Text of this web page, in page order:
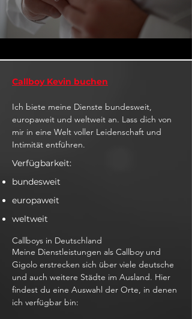
Callboy Kevin buchen
Ich biete meine Dienste bundesweit,
europaweit und weltweit an. Lass dich von
mir in eine Welt voller Leidenschaft und
Intimität entführen.
Verfügbarkeit:
bundesweit
europaweit
weltweit
Callboys in Deutschland
Meine Dienstleistungen als Callboy und
Gigolo erstrecken sich über viele deutsche
und auch weitere Städte im Ausland. Hier
findest du eine Auswahl der Orte, in denen
ich verfügbar bin: